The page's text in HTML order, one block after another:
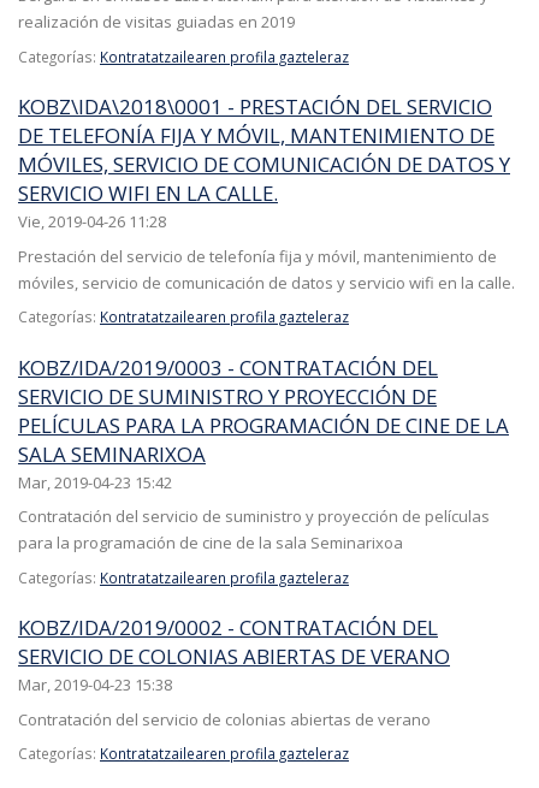
realización de visitas guiadas en 2019
Categorías: Kontratatzailearen profila gazteleraz
KOBZ\IDA\2018\0001 - PRESTACIÓN DEL SERVICIO
DE TELEFONÍA FIJA Y MÓVIL, MANTENIMIENTO DE
MÓVILES, SERVICIO DE COMUNICACIÓN DE DATOS Y
SERVICIO WIFI EN LA CALLE.
Vie, 2019-04-26 11:28
Prestación del servicio de telefonía fija y móvil, mantenimiento de
móviles, servicio de comunicación de datos y servicio wifi en la calle.
Categorías: Kontratatzailearen profila gazteleraz
KOBZ/IDA/2019/0003 - CONTRATACIÓN DEL
SERVICIO DE SUMINISTRO Y PROYECCIÓN DE
PELÍCULAS PARA LA PROGRAMACIÓN DE CINE DE LA
SALA SEMINARIXOA
Mar, 2019-04-23 15:42
Contratación del servicio de suministro y proyección de películas
para la programación de cine de la sala Seminarixoa
Categorías: Kontratatzailearen profila gazteleraz
KOBZ/IDA/2019/0002 - CONTRATACIÓN DEL
SERVICIO DE COLONIAS ABIERTAS DE VERANO
Mar, 2019-04-23 15:38
Contratación del servicio de colonias abiertas de verano
Categorías: Kontratatzailearen profila gazteleraz